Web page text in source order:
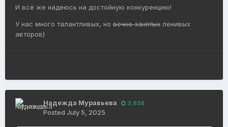
И всё же надеюсь на достойную конкуренцию!
У нас много талантливых, но вечно занятых ленивых
авторов)
Надежда Муравьева 3,938
Posted July 5, 2025